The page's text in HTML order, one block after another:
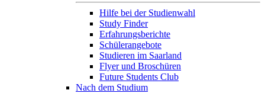
Hilfe bei der Studienwahl
Study Finder
Erfahrungsberichte
Schülerangebote
Studieren im Saarland
Flyer und Broschüren
Future Students Club
Nach dem Studium